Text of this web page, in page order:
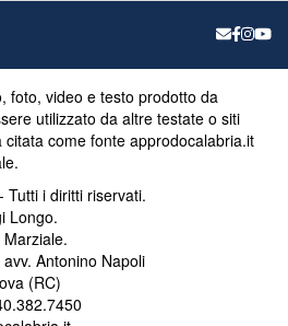
dove sono stati
alcuni mezzi meccanici”. Il
partito, il senatore Nicola Irto,
foto, video e testo prodotto da
utilizzato da altre testate o siti
come fonte approdocalabria.it
i diritti riservati.
Longo.
Antonino Napoli
(RC)